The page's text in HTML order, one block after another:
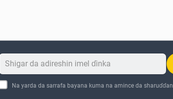
Na yarda da sarrafa bayana kuma na amince da sharuɗɗan